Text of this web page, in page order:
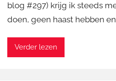
M
a
blog #297) krijg ik steeds
doen, geen haast hebben
Verder lezen